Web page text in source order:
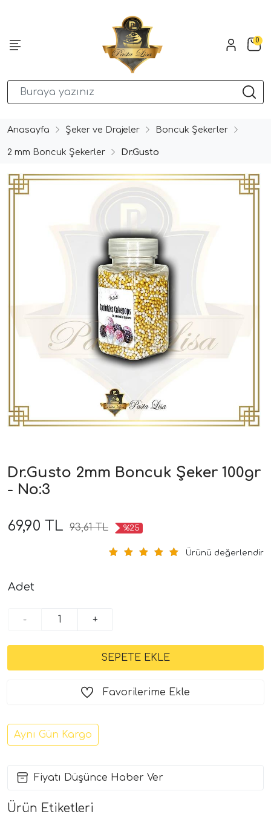
0
Anasayfa Şeker ve Drajeler Boncuk Şekerler
2 mm Boncuk Şekerler Dr.Gusto
Dr.Gusto 2mm Boncuk Şeker 100gr
- No:3
69,90 TL 93,61 TL %25
Ürünü değerlendir
Adet
- +
Favorilerime Ekle
Aynı Gün Kargo
Fiyatı Düşünce Haber Ver
Ürün Etiketleri